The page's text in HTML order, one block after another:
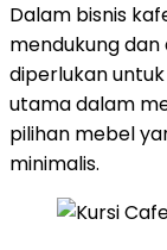
Dalam bisnis
mendukung
diperlukan
utama dalam
pilihan mebel
minimalis.